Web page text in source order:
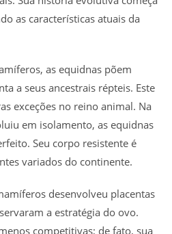
as características atuais da
as equidnas põem
a seus ancestrais répteis. Este
exceções no reino animal. Na
em isolamento, as equidnas
Seu corpo resistente é
variados do continente.
desenvolveu placentas
a estratégia do ovo.
competitivas; de fato, sua